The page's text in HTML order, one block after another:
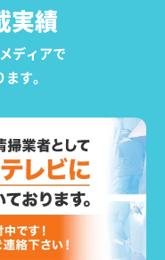
実績
ディアで
す。